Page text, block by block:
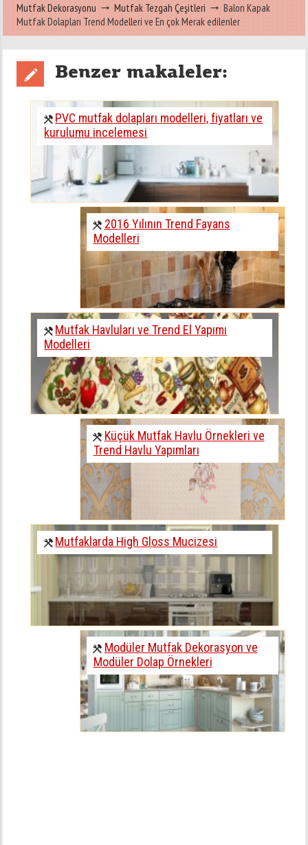
Mutfak Dekorasyonu Mutfak Tezgah Çeşitleri
Balon Kapak
Mutfak Dolapları Trend Modelleri ve En çok Merak edilenler
Benzer makaleler:
PVC mutfak dolapları modelleri, fiyatları ve
kurulumu incelemesi
2016 Yılının Trend Fayans
Modelleri
Mutfak Havluları ve Trend El Yapımı
Modelleri
Küçük Mutfak Havlu Örnekleri ve
Trend Havlu Yapımları
Mutfaklarda High Gloss Mucizesi
Modüler Mutfak Dekorasyon ve
Modüler Dolap Örnekleri